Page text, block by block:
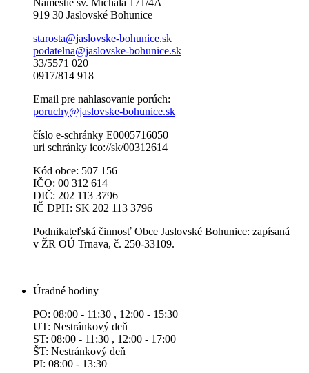
919 30 Jaslovské Bohunice
starosta@jaslovske-bohunice.sk
podatelna@jaslovske-bohunice.sk
33/5571 020
0917/814 918
Email pre nahlasovanie porúch:
poruchy@jaslovske-bohunice.sk
číslo e-schránky E0005716050
uri schránky ico://sk/00312614
Kód obce: 507 156
IČO: 00 312 614
DIČ: 202 113 3796
IČ DPH: SK 202 113 3796
Podnikateľská činnosť Obce Jaslovské Bohunice: zapísaná
v ŽR OÚ Trnava, č. 250-33109.
Úradné hodiny
PO: 08:00 - 11:30 , 12:00 - 15:30
UT: Nestránkový deň
ST: 08:00 - 11:30 , 12:00 - 17:00
ŠT: Nestránkový deň
PI: 08:00 - 13:30